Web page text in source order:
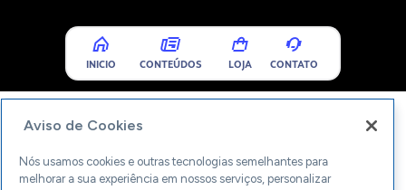
INICIO CONTEÚDOS LOJA CONTATO
Aviso de Cookies
Nós usamos cookies e outras tecnologias semelhantes para
melhorar a sua experiência em nossos serviços, personalizar